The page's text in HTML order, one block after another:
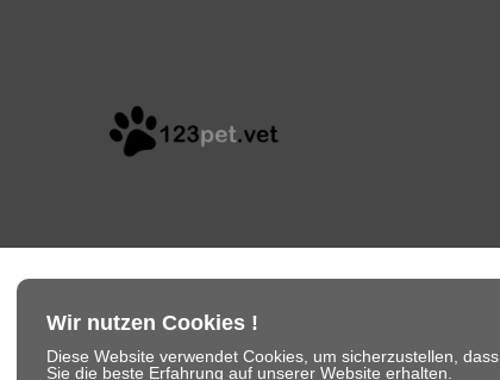
Wir nutzen Cookies !
Diese Website verwendet Cookies, um sicherzustellen, dass
Sie die beste Erfahrung auf unserer Website erhalten.